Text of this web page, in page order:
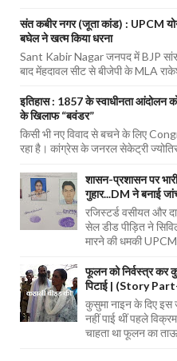
संत कबीर नगर (जूता कांड) : UPCM
बघेल ने खत्म किया धरना
Sant Kabir Nagar जनपद में BJP
बाद मेंहदावल सीट से बीजेपी के MLA
इतिहास : 1857 के स्वाधीनता आंदोलन
के खिलाफ “बवंडर”
किसी भी नए विवाद से बचने के लिए
रहा है। कांग्रेस के जनरल सेकेट्री
शासन-प्रशासन पर
गुहार...DM ने बनाई
रजिस्टर्ड वसीयत और
सेल डीड पीड़ित ने
मारने की धमकी
फूलन को निर्वस्त्र कर
पिटाई | (Story
कुसुमा नाइन के दिए इस
नहीं पाई थीं पहले
चाहता था फूलन का